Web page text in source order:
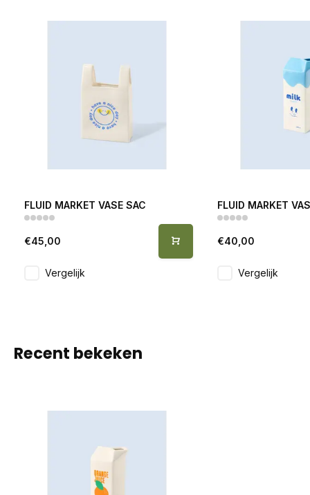
FLUID MARKET VASE SAC
€45,00
Vergelijk
FLUID MARKET
€40,00
Vergelijk
Recent bekeken